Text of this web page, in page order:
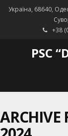
Україна, 68640,
+38
PSC
ARCHIVE